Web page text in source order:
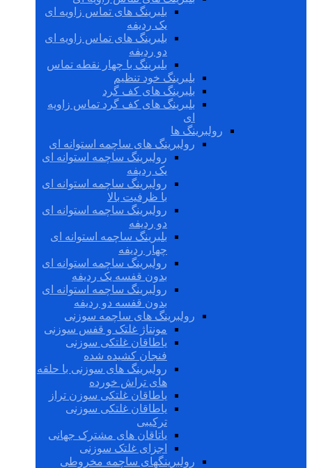
بلبرینگ های تماس زاویه ای
یک ردیفه
بلبرینگ های تماس زاویه ای
دو ردیفه
بلبرینگ با چهار نقطه تماس
بلبرینگ خود تنظیم
بلبرینگ های کف گرد
بلبرینگ های کف گرد تماس زاویه
ای
رولبرینگ ها
رولبرینگ های ساچمه استوانه ای
رولبرینگ ساچمه استوانه ای
یک ردیفه
رولبرینگ ساچمه استوانه ای
با ظرفیت بالا
رولبرینگ ساچمه استوانه ای
دو ردیفه
بلبرینگ ساچمه استوانه ای
چهار ردیفه
رولبرینگ ساچمه استوانه ای
بدون قفسه یک ردیفه
رولبرینگ ساچمه استوانه ای
بدون قفسه دو ردیفه
رولبرینگ های ساچمه سوزنی
مونتاژ غلتک و قفس سوزنی
یاطاقان غلتکی سوزنی
فنجان کشیده شده
رولبرینگ های سوزنی با حلقه
های تراش خورده
یاطاقان غلتکی سوزن تراز
یاطاقان غلتکی سوزنی
ترکیبی
یاتاقان های مشترک جهانی
اجزای غلتک سوزنی
رولبرینگهای ساچمه مخروطی